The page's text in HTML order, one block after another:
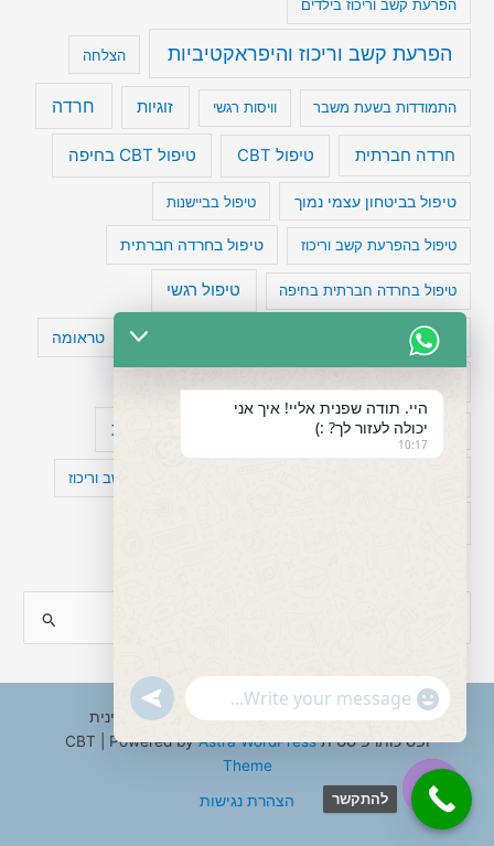
הפרעת קשב וריכוז בילדים
הפרעת קשב וריכוז והיפראקטיביות הצלחה
התמודדות בשעת משבר וויסות רגשי זוגיות חרדה
חרדה חברתית טיפול CBT טיפול CBT בחיפה
טיפול בביטחון עצמי נמוך טיפול בביישנות
טיפול בהפרעת קשב וריכוז טיפול בחרדה חברתית
טיפול בחרדה חברתית בחיפה טיפול רגשי
טיפול תרופתי להפרעת קשב טעויות חשיבה טראומה
מפורסמים עם הפרעת קשב עיצות
קומורבידיות להפרעת קשב וריכוז
a
c
f
o
Copyright © 2026 ענבל טננבאום - עו"ס קלינית
ופסיכותרפיסטית CBT | Powered byAstra WordPress
Theme
הצהרת נגישות
להתקשר
Hide
chaty
היי. תודה שפנית אליי! איך אני
יכולה לעזור לך? :)
10:17
"+chaty_settings.lang.emoji_picker+"
WhatsApp
undefined